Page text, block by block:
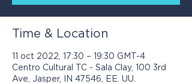
Time & Location
11 oct 2022, 17:30 – 19:30 GMT-4
Centro Cultural TC - Sala Clay, 100 3rd
Ave, Jasper, IN 47546, EE. UU.